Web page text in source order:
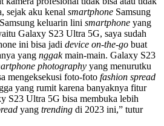
sejak aku kenal smartphone Samsung
keluarin lini smartphone yang
Galaxy S23 Ultra 5G, saya sudah
ini bisa jadi device on-the-go buat
yang nggakmain-main. Galaxy S23
photography yang menurutku
mengeksekusi foto-foto fashion spread
yang rumit karena banyaknya fitur
S23 Ultra 5G bisa membuka lebih
yang trending di 2023 ini,” tutur